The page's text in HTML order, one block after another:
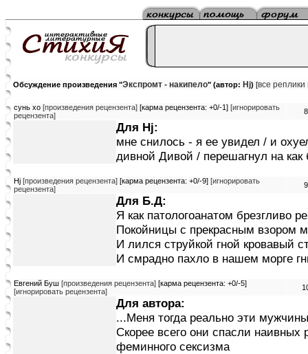
Обсуждение произведения "Экспромт - накипело" (автор: Hj) [все
сунь хо [произведения рецензента] [карма рецензента: +0/-1] [игнорировать
рецензента]
Для Hj:
мне снилось - я ее увидел / и
дивной Дивой / перешагнул на
Hj [произведения рецензента] [карма рецензента: +0/-9] [игнорировать
рецензента]
Для Б.Д:
Я как патологоанатом брезгливо
Покойницы с прекрасным взором
И лился струйкой гной кровавый
И смрадно пахло в нашем морге
Евгений Буш [произведения рецензента] [карма рецензента: +0/-5]
[игнорировать рецензента]
Для автора:
...Меня тогда реально эти
Скорее всего они спасли наивных
феминного сексизма